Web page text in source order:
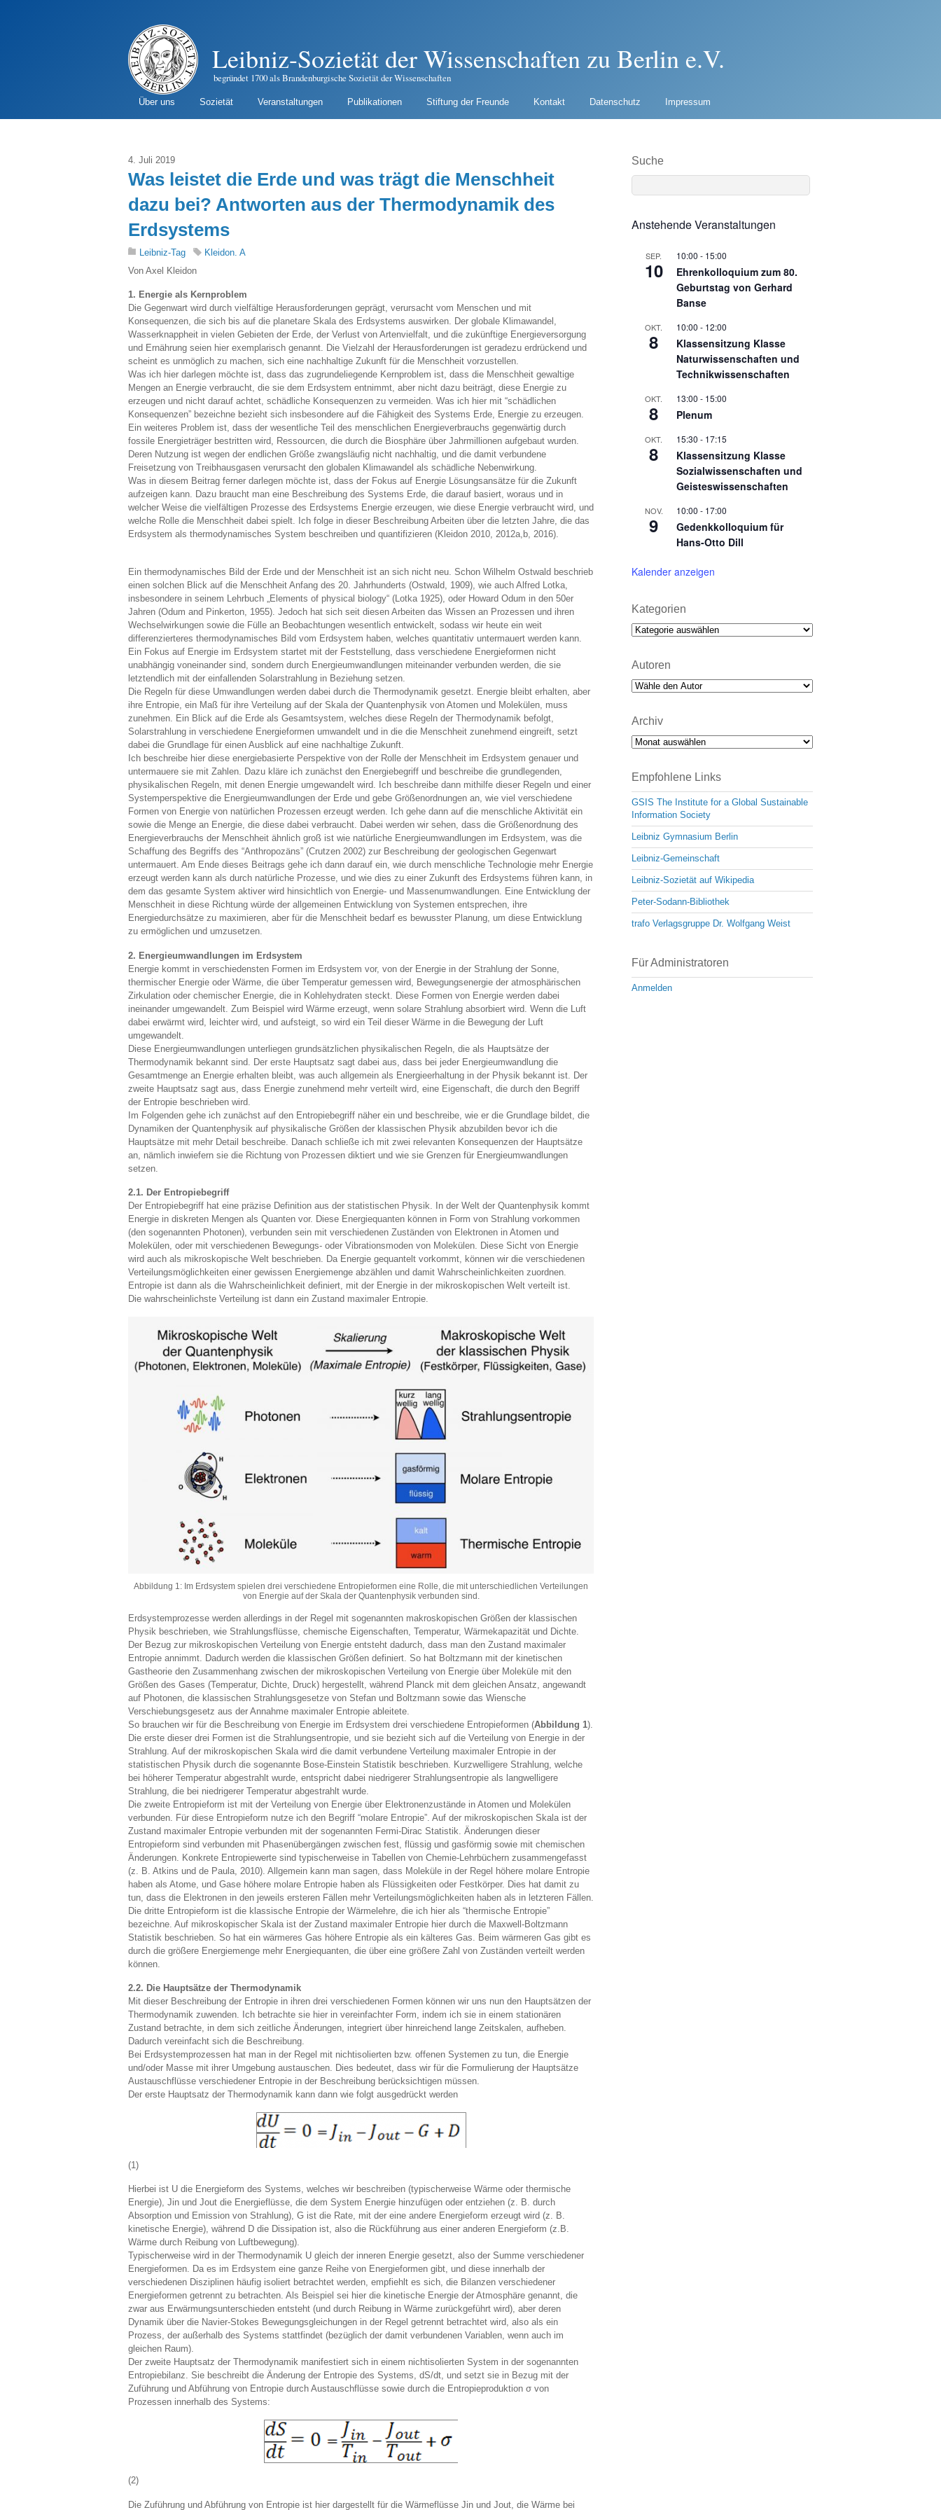
Leibniz-Sozietät der Wissenschaften zu Berlin e.V.
begründet 1700 als Brandenburgische Sozietät der Wissenschaften
Über uns Sozietät Veranstaltungen Publikationen Stiftung der Freunde Kontakt Datenschutz Impressum
4. Juli 2019
Was leistet die Erde und was trägt die Menschheit
dazu bei? Antworten aus der Thermodynamik des
Erdsystems
Leibniz-Tag
Kleidon. A
Von Axel Kleidon
1. Energie als Kernproblem
Die Gegenwart wird durch vielfältige Herausforderungen geprägt, verursacht vom Menschen und mit
Konsequenzen, die sich bis auf die planetare Skala des Erdsystems auswirken. Der globale Klimawandel,
Wasserknappheit in vielen Gebieten der Erde, der Verlust von Artenvielfalt, und die zukünftige Energieversorgung
und Ernährung seien hier exemplarisch genannt. Die Vielzahl der Herausforderungen ist geradezu erdrückend und
scheint es unmöglich zu machen, sich eine nachhaltige Zukunft für die Menschheit vorzustellen.
Was ich hier darlegen möchte ist, dass das zugrundeliegende Kernproblem ist, dass die Menschheit gewaltige
Mengen an Energie verbraucht, die sie dem Erdsystem entnimmt, aber nicht dazu beiträgt, diese Energie zu
erzeugen und nicht darauf achtet, schädliche Konsequenzen zu vermeiden. Was ich hier mit “schädlichen
Konsequenzen” bezeichne bezieht sich insbesondere auf die Fähigkeit des Systems Erde, Energie zu erzeugen.
Ein weiteres Problem ist, dass der wesentliche Teil des menschlichen Energieverbrauchs gegenwärtig durch
fossile Energieträger bestritten wird, Ressourcen, die durch die Biosphäre über Jahrmillionen aufgebaut wurden.
Deren Nutzung ist wegen der endlichen Größe zwangsläufig nicht nachhaltig, und die damit verbundene
Freisetzung von Treibhausgasen verursacht den globalen Klimawandel als schädliche Nebenwirkung.
Was in diesem Beitrag ferner darlegen möchte ist, dass der Fokus auf Energie Lösungsansätze für die Zukunft
aufzeigen kann. Dazu braucht man eine Beschreibung des Systems Erde, die darauf basiert, woraus und in
welcher Weise die vielfältigen Prozesse des Erdsystems Energie erzeugen, wie diese Energie verbraucht wird, und
welche Rolle die Menschheit dabei spielt. Ich folge in dieser Beschreibung Arbeiten über die letzten Jahre, die das
Erdsystem als thermodynamisches System beschreiben und quantifizieren (Kleidon 2010, 2012a,b, 2016).
Ein thermodynamisches Bild der Erde und der Menschheit ist an sich nicht neu. Schon Wilhelm Ostwald beschrieb
einen solchen Blick auf die Menschheit Anfang des 20. Jahrhunderts (Ostwald, 1909), wie auch Alfred Lotka,
insbesondere in seinem Lehrbuch „Elements of physical biology“ (Lotka 1925), oder Howard Odum in den 50er
Jahren (Odum and Pinkerton, 1955). Jedoch hat sich seit diesen Arbeiten das Wissen an Prozessen und ihren
Wechselwirkungen sowie die Fülle an Beobachtungen wesentlich entwickelt, sodass wir heute ein weit
differenzierteres thermodynamisches Bild vom Erdsystem haben, welches quantitativ untermauert werden kann.
Ein Fokus auf Energie im Erdsystem startet mit der Feststellung, dass verschiedene Energieformen nicht
unabhängig voneinander sind, sondern durch Energieumwandlungen miteinander verbunden werden, die sie
letztendlich mit der einfallenden Solarstrahlung in Beziehung setzen.
Die Regeln für diese Umwandlungen werden dabei durch die Thermodynamik gesetzt. Energie bleibt erhalten, aber
ihre Entropie, ein Maß für ihre Verteilung auf der Skala der Quantenphysik von Atomen und Molekülen, muss
zunehmen. Ein Blick auf die Erde als Gesamtsystem, welches diese Regeln der Thermodynamik befolgt,
Solarstrahlung in verschiedene Energieformen umwandelt und in die die Menschheit zunehmend eingreift, setzt
dabei die Grundlage für einen Ausblick auf eine nachhaltige Zukunft.
Ich beschreibe hier diese energiebasierte Perspektive von der Rolle der Menschheit im Erdsystem genauer und
untermauere sie mit Zahlen. Dazu kläre ich zunächst den Energiebegriff und beschreibe die grundlegenden,
physikalischen Regeln, mit denen Energie umgewandelt wird. Ich beschreibe dann mithilfe dieser Regeln und einer
Systemperspektive die Energieumwandlungen der Erde und gebe Größenordnungen an, wie viel verschiedene
Formen von Energie von natürlichen Prozessen erzeugt werden. Ich gehe dann auf die menschliche Aktivität ein
sowie die Menge an Energie, die diese dabei verbraucht. Dabei werden wir sehen, dass die Größenordnung des
Energieverbrauchs der Menschheit ähnlich groß ist wie natürliche Energieumwandlungen im Erdsystem, was die
Schaffung des Begriffs des “Anthropozäns” (Crutzen 2002) zur Beschreibung der geologischen Gegenwart
untermauert. Am Ende dieses Beitrags gehe ich dann darauf ein, wie durch menschliche Technologie mehr Energie
erzeugt werden kann als durch natürliche Prozesse, und wie dies zu einer Zukunft des Erdsystems führen kann, in
dem das gesamte System aktiver wird hinsichtlich von Energie- und Massenumwandlungen. Eine Entwicklung der
Menschheit in diese Richtung würde der allgemeinen Entwicklung von Systemen entsprechen, ihre
Energiedurchsätze zu maximieren, aber für die Menschheit bedarf es bewusster Planung, um diese Entwicklung
zu ermöglichen und umzusetzen.
2. Energieumwandlungen im Erdsystem
Energie kommt in verschiedensten Formen im Erdsystem vor, von der Energie in der Strahlung der Sonne,
thermischer Energie oder Wärme, die über Temperatur gemessen wird, Bewegungsenergie der atmosphärischen
Zirkulation oder chemischer Energie, die in Kohlehydraten steckt. Diese Formen von Energie werden dabei
ineinander umgewandelt. Zum Beispiel wird Wärme erzeugt, wenn solare Strahlung absorbiert wird. Wenn die Luft
dabei erwärmt wird, leichter wird, und aufsteigt, so wird ein Teil dieser Wärme in die Bewegung der Luft
umgewandelt.
Diese Energieumwandlungen unterliegen grundsätzlichen physikalischen Regeln, die als Hauptsätze der
Thermodynamik bekannt sind. Der erste Hauptsatz sagt dabei aus, dass bei jeder Energieumwandlung die
Gesamtmenge an Energie erhalten bleibt, was auch allgemein als Energieerhaltung in der Physik bekannt ist. Der
zweite Hauptsatz sagt aus, dass Energie zunehmend mehr verteilt wird, eine Eigenschaft, die durch den Begriff
der Entropie beschrieben wird.
Im Folgenden gehe ich zunächst auf den Entropiebegriff näher ein und beschreibe, wie er die Grundlage bildet, die
Dynamiken der Quantenphysik auf physikalische Größen der klassischen Physik abzubilden bevor ich die
Hauptsätze mit mehr Detail beschreibe. Danach schließe ich mit zwei relevanten Konsequenzen der Hauptsätze
an, nämlich inwiefern sie die Richtung von Prozessen diktiert und wie sie Grenzen für Energieumwandlungen
setzen.
2.1. Der Entropiebegriff
Der Entropiebegriff hat eine präzise Definition aus der statistischen Physik. In der Welt der Quantenphysik kommt
Energie in diskreten Mengen als Quanten vor. Diese Energiequanten können in Form von Strahlung vorkommen
(den sogenannten Photonen), verbunden sein mit verschiedenen Zuständen von Elektronen in Atomen und
Molekülen, oder mit verschiedenen Bewegungs- oder Vibrationsmoden von Molekülen. Diese Sicht von Energie
wird auch als mikroskopische Welt beschrieben. Da Energie gequantelt vorkommt, können wir die verschiedenen
Verteilungsmöglichkeiten einer gewissen Energiemenge abzählen und damit Wahrscheinlichkeiten zuordnen.
Entropie ist dann als die Wahrscheinlichkeit definiert, mit der Energie in der mikroskopischen Welt verteilt ist.
Die wahrscheinlichste Verteilung ist dann ein Zustand maximaler Entropie.
Abbildung 1: Im Erdsystem spielen drei verschiedene Entropieformen eine Rolle, die mit unterschiedlichen Verteilungen
von Energie auf der Skala der Quantenphysik verbunden sind.
Erdsystemprozesse werden allerdings in der Regel mit sogenannten makroskopischen Größen der klassischen
Physik beschrieben, wie Strahlungsflüsse, chemische Eigenschaften, Temperatur, Wärmekapazität und Dichte.
Der Bezug zur mikroskopischen Verteilung von Energie entsteht dadurch, dass man den Zustand maximaler
Entropie annimmt. Dadurch werden die klassischen Größen definiert. So hat Boltzmann mit der kinetischen
Gastheorie den Zusammenhang zwischen der mikroskopischen Verteilung von Energie über Moleküle mit den
Größen des Gases (Temperatur, Dichte, Druck) hergestellt, während Planck mit dem gleichen Ansatz, angewandt
auf Photonen, die klassischen Strahlungsgesetze von Stefan und Boltzmann sowie das Wiensche
Verschiebungsgesetz aus der Annahme maximaler Entropie ableitete.
So brauchen wir für die Beschreibung von Energie im Erdsystem drei verschiedene Entropieformen (Abbildung 1).
Die erste dieser drei Formen ist die Strahlungsentropie, und sie bezieht sich auf die Verteilung von Energie in der
Strahlung. Auf der mikroskopischen Skala wird die damit verbundene Verteilung maximaler Entropie in der
statistischen Physik durch die sogenannte Bose-Einstein Statistik beschrieben. Kurzwelligere Strahlung, welche
bei höherer Temperatur abgestrahlt wurde, entspricht dabei niedrigerer Strahlungsentropie als langwelligere
Strahlung, die bei niedrigerer Temperatur abgestrahlt wurde.
Die zweite Entropieform ist mit der Verteilung von Energie über Elektronenzustände in Atomen und Molekülen
verbunden. Für diese Entropieform nutze ich den Begriff “molare Entropie”. Auf der mikroskopischen Skala ist der
Zustand maximaler Entropie verbunden mit der sogenannten Fermi-Dirac Statistik. Änderungen dieser
Entropieform sind verbunden mit Phasenübergängen zwischen fest, flüssig und gasförmig sowie mit chemischen
Änderungen. Konkrete Entropiewerte sind typischerweise in Tabellen von Chemie-Lehrbüchern zusammengefasst
(z. B. Atkins und de Paula, 2010). Allgemein kann man sagen, dass Moleküle in der Regel höhere molare Entropie
haben als Atome, und Gase höhere molare Entropie haben als Flüssigkeiten oder Festkörper. Dies hat damit zu
tun, dass die Elektronen in den jeweils ersteren Fällen mehr Verteilungsmöglichkeiten haben als in letzteren Fällen.
Die dritte Entropieform ist die klassische Entropie der Wärmelehre, die ich hier als “thermische Entropie”
bezeichne. Auf mikroskopischer Skala ist der Zustand maximaler Entropie hier durch die Maxwell-Boltzmann
Statistik beschrieben. So hat ein wärmeres Gas höhere Entropie als ein kälteres Gas. Beim wärmeren Gas gibt es
durch die größere Energiemenge mehr Energiequanten, die über eine größere Zahl von Zuständen verteilt werden
können.
2.2. Die Hauptsätze der Thermodynamik
Mit dieser Beschreibung der Entropie in ihren drei verschiedenen Formen können wir uns nun den Hauptsätzen der
Thermodynamik zuwenden. Ich betrachte sie hier in vereinfachter Form, indem ich sie in einem stationären
Zustand betrachte, in dem sich zeitliche Änderungen, integriert über hinreichend lange Zeitskalen, aufheben.
Dadurch vereinfacht sich die Beschreibung.
Bei Erdsystemprozessen hat man in der Regel mit nichtisolierten bzw. offenen Systemen zu tun, die Energie
und/oder Masse mit ihrer Umgebung austauschen. Dies bedeutet, dass wir für die Formulierung der Hauptsätze
Austauschflüsse verschiedener Entropie in der Beschreibung berücksichtigen müssen.
Der erste Hauptsatz der Thermodynamik kann dann wie folgt ausgedrückt werden
(1)
Hierbei ist U die Energieform des Systems, welches wir beschreiben (typischerweise Wärme oder thermische
Energie), Jin und Jout die Energieflüsse, die dem System Energie hinzufügen oder entziehen (z. B. durch
Absorption und Emission von Strahlung), G ist die Rate, mit der eine andere Energieform erzeugt wird (z. B.
kinetische Energie), während D die Dissipation ist, also die Rückführung aus einer anderen Energieform (z.B.
Wärme durch Reibung von Luftbewegung).
Typischerweise wird in der Thermodynamik U gleich der inneren Energie gesetzt, also der Summe verschiedener
Energieformen. Da es im Erdsystem eine ganze Reihe von Energieformen gibt, und diese innerhalb der
verschiedenen Disziplinen häufig isoliert betrachtet werden, empfiehlt es sich, die Bilanzen verschiedener
Energieformen getrennt zu betrachten. Als Beispiel sei hier die kinetische Energie der Atmosphäre genannt, die
zwar aus Erwärmungsunterschieden entsteht (und durch Reibung in Wärme zurückgeführt wird), aber deren
Dynamik über die Navier-Stokes Bewegungsgleichungen in der Regel getrennt betrachtet wird, also als ein
Prozess, der außerhalb des Systems stattfindet (bezüglich der damit verbundenen Variablen, wenn auch im
gleichen Raum).
Der zweite Hauptsatz der Thermodynamik manifestiert sich in einem nichtisolierten System in der sogenannten
Entropiebilanz. Sie beschreibt die Änderung der Entropie des Systems, dS/dt, und setzt sie in Bezug mit der
Zuführung und Abführung von Entropie durch Austauschflüsse sowie durch die Entropieproduktion σ von
Prozessen innerhalb des Systems:
(2)
Die Zuführung und Abführung von Entropie ist hier dargestellt für die Wärmeflüsse Jin und Jout, die Wärme bei
Suche
Anstehende Veranstaltungen
SEP.
10
10:00 - 15:00
Ehrenkolloquium zum 80.
Geburtstag von Gerhard
Banse
OKT.
8
10:00 - 12:00
Klassensitzung Klasse
Naturwissenschaften und
Technikwissenschaften
OKT.
8
13:00 - 15:00
Plenum
OKT.
8
15:30 - 17:15
Klassensitzung Klasse
Sozialwissenschaften und
Geisteswissenschaften
NOV.
9
10:00 - 17:00
Gedenkkolloquium für
Hans-Otto Dill
Kalender anzeigen
Kategorien
Kategorien
Autoren
Archiv
Archiv
Empfohlene Links
GSIS The Institute for a Global Sustainable
Information Society
Leibniz Gymnasium Berlin
Leibniz-Gemeinschaft
Leibniz-Sozietät auf Wikipedia
Peter-Sodann-Bibliothek
trafo Verlagsgruppe Dr. Wolfgang Weist
Für Administratoren
Anmelden